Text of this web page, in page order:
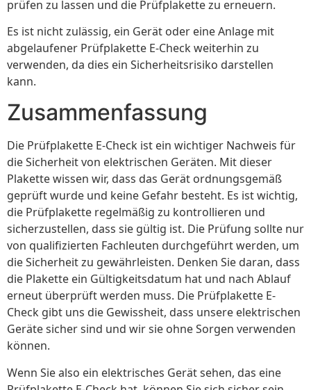
prüfen zu lassen und die Prüfplakette zu erneuern.
Es ist nicht zulässig, ein Gerät oder eine Anlage mit
abgelaufener Prüfplakette E-Check weiterhin zu
verwenden, da dies ein Sicherheitsrisiko darstellen
kann.
Zusammenfassung
Die Prüfplakette E-Check ist ein wichtiger Nachweis für
die Sicherheit von elektrischen Geräten. Mit dieser
Plakette wissen wir, dass das Gerät ordnungsgemäß
geprüft wurde und keine Gefahr besteht. Es ist wichtig,
die Prüfplakette regelmäßig zu kontrollieren und
sicherzustellen, dass sie gültig ist. Die Prüfung sollte nur
von qualifizierten Fachleuten durchgeführt werden, um
die Sicherheit zu gewährleisten. Denken Sie daran, dass
die Plakette ein Gültigkeitsdatum hat und nach Ablauf
erneut überprüft werden muss. Die Prüfplakette E-
Check gibt uns die Gewissheit, dass unsere elektrischen
Geräte sicher sind und wir sie ohne Sorgen verwenden
können.
Wenn Sie also ein elektrisches Gerät sehen, das eine